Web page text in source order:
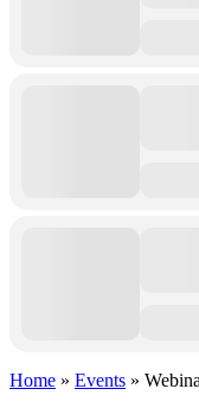
Home » Events »